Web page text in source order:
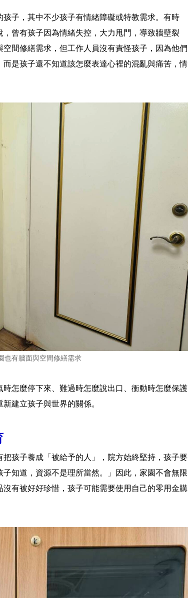
子，其中不少孩子有情緒障礙或特教需求。有時
曾有孩子因為情緒失控，大力甩門，導致牆壁裂
間修繕需求，但工作人員沒有責怪孩子，因為他們
是孩子還不知道該怎麼表達心裡的混亂與痛苦，情
也有牆面與空間修繕需求
怎麼停下來、難過時怎麼說出口、衝動時怎麼保護
建立孩子與世界的關係。
孩子養成「被給予的人」，院方始終堅持，孩子要
知道，資源不是理所當然。」因此，家園不會無限
有被好好珍惜，孩子可能需要使用自己的零用金購